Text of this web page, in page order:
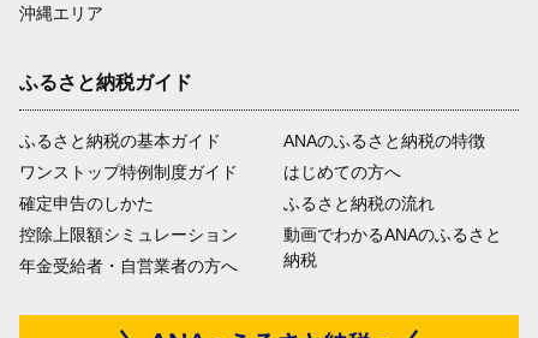
沖縄エリア
ふるさと納税ガイド
ふるさと納税の基本ガイド
ワンストップ特例制度ガイド
確定申告のしかた
控除上限額シミュレーション
年金受給者・自営業者の方へ
ANAのふるさと納税の特徴
はじめての方へ
ふるさと納税の流れ
動画でわかるANAのふるさと
納税